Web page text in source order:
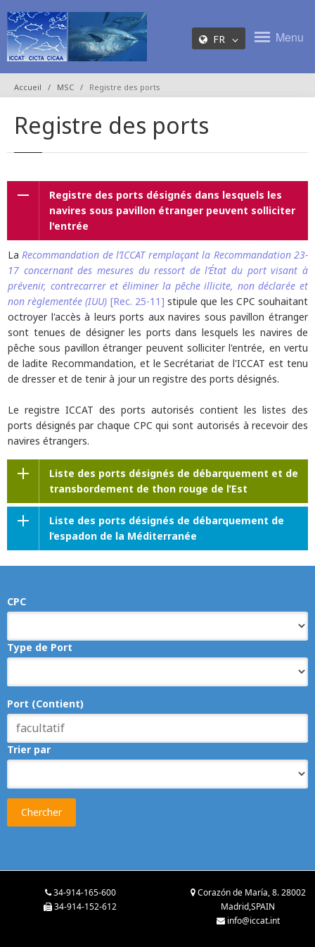
FR Menu
Accueil MSC Registre des ports
Registre des ports
Registre des ports désignés dans lesquels les
navires sous pavillon étranger peuvent solliciter
l'entrée
La Recommandation de l’ICCAT remplaçant la Recommandation 23-
17 concernant des mesures du ressort de l’État du port visant à
prévenir, contrecarrer et éliminer la pêche illicite, non déclarée et
non règlementée (IUU) [Rec. 25-11] stipule que les CPC souhaitant
octroyer l'accès à leurs ports aux navires sous pavillon étranger
sont tenues de désigner les ports dans lesquels les navires de
pêche sous pavillon étranger peuvent solliciter l'entrée, en vertu
de ladite Recommandation, et le Secrétariat de l'ICCAT est tenu
de dresser et de tenir à jour un registre des ports désignés.
Le registre ICCAT des ports autorisés contient les listes des
ports désignés par chaque CPC qui sont autorisés à recevoir des
navires étrangers.
Liste des ports désignés de débarquement et de
transbordement de thon rouge de l’Est
Liste des ports désignés de débarquement de
l’espadon de la Méditerranée
CPC
Type de Port
Port (Contient)
Trier par
Chercher
34-914-165-600
34-914-152-612
Corazón de María, 8. 28002
Madrid,SPAIN
info@iccat.int